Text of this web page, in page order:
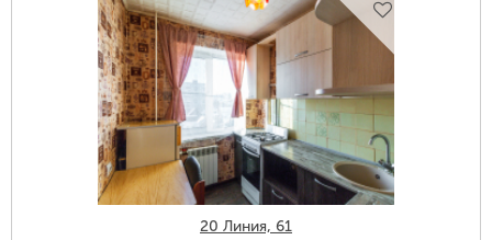
20 Линия, 61